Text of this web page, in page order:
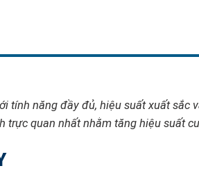
tính năng đầy đủ, hiệu suất xuất
trực quan nhất nhằm tăng hiệu suất